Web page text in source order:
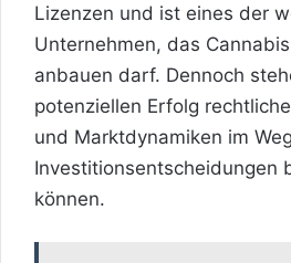
Lizenzen und ist eines der
Unternehmen, das
anbauen darf. Dennoch
potenziellen Erfolg
und Marktdynamiken im
Investitionsentscheidungen
können.